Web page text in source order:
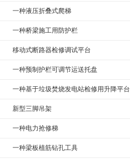
一种液压折叠式爬梯
一种桥梁施工用防护栏
移动式断路器检修调试平台
一种预制护栏可调节运送托盘
一种基于垃圾焚烧发电站检修用升降平台
新型三脚吊架
一种电力抢修梯
一种梁板植筋钻孔工具